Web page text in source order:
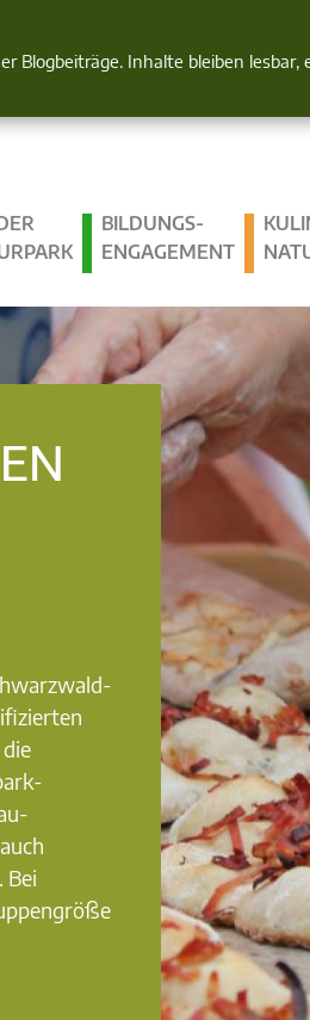
Blogbeiträge. Inhalte bleiben
im Blick
BILDUNGS­
ENGAGEMENT
Bei